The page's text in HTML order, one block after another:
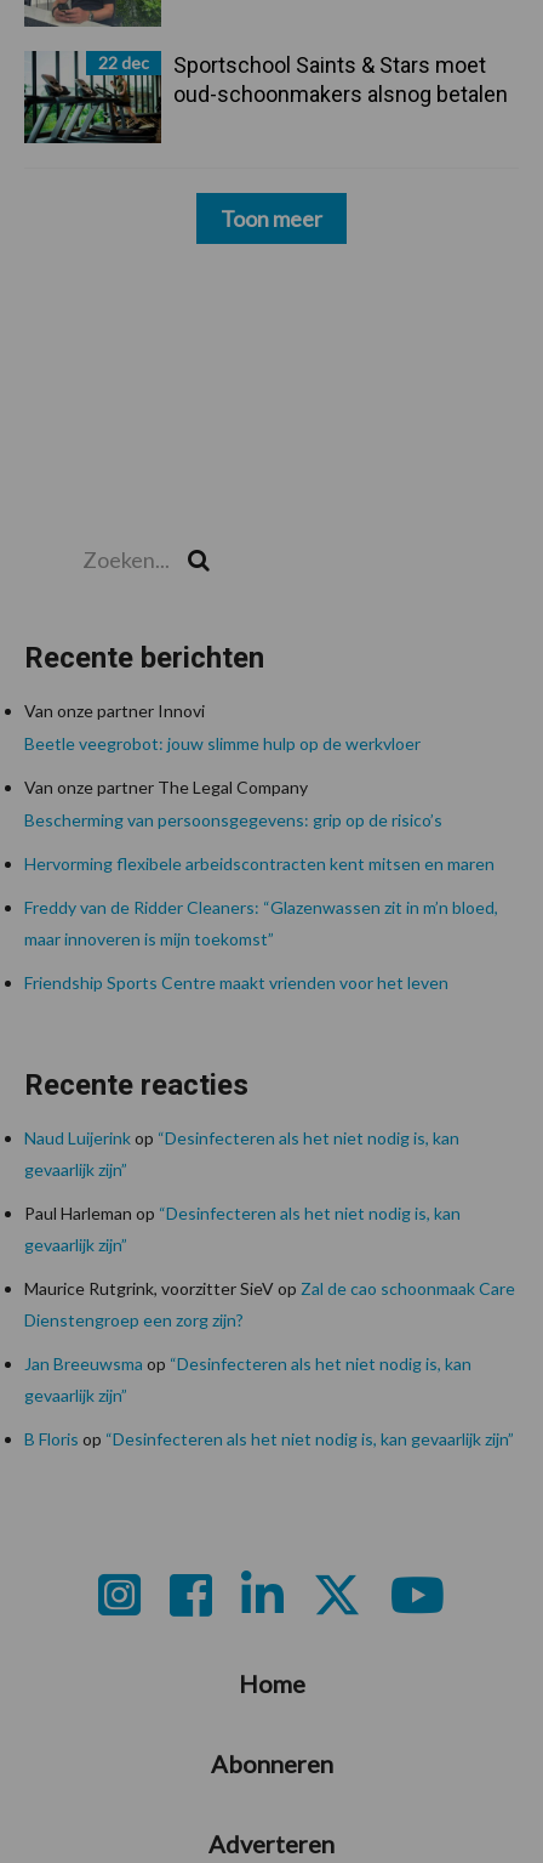
22 dec
Sportschool Saints & Stars moet
oud-schoonmakers alsnog betalen
Toon meer
Recente berichten
Van onze partner Innovi
Beetle veegrobot: jouw slimme hulp op de werkvloer
Van onze partner The Legal Company
Bescherming van persoonsgegevens: grip op de risico’s
Hervorming flexibele arbeidscontracten kent mitsen en maren
Freddy van de Ridder Cleaners: “Glazenwassen zit in m’n bloed,
maar innoveren is mijn toekomst”
Friendship Sports Centre maakt vrienden voor het leven
Recente reacties
Naud Luijerinkop “Desinfecteren als het niet nodig is, kan
gevaarlijk zijn”
Paul Harleman op “Desinfecteren als het niet nodig is, kan
gevaarlijk zijn”
Maurice Rutgrink, voorzitter SieVop Zal de cao schoonmaak Care
Dienstengroep een zorg zijn?
Jan Breeuwsma op “Desinfecteren als het niet nodig is, kan
gevaarlijk zijn”
B Floris op “Desinfecteren als het niet nodig is, kan gevaarlijk zijn”
Home
Abonneren
Adverteren